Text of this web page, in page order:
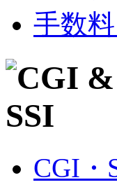
手数
CGI・